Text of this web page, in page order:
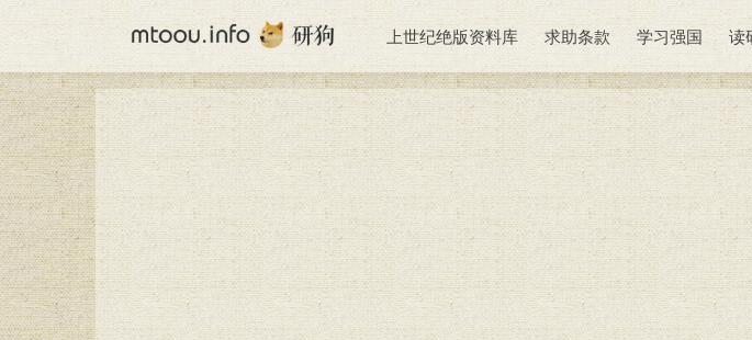
上世纪绝版资料库 求助条款 学习强国 读